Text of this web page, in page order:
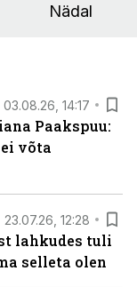
Nädal
03.08.26, 14:17
Paakspuu:
võta
23.07.26, 12:28
lahkudes tuli
selleta olen